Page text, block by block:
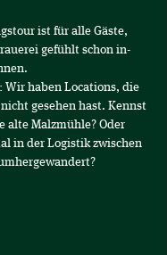
ist für alle Gäste,
gefühlt schon in-
Wir haben Locations, die
gesehen hast. Kennst
alte Malzmühle? Oder
in der Logistik zwischen